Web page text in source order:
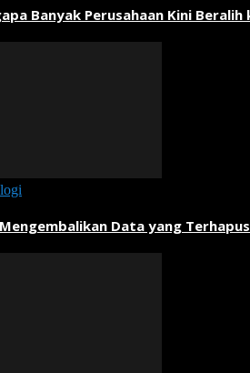
Banyak Perusahaan Kini
Data yang